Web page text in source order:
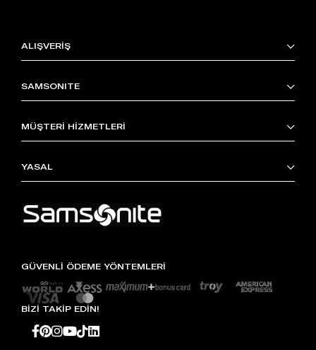
ALIŞVERİŞ
SAMSONITE
MÜŞTERİ HİZMETLERİ
YASAL
GÜVENLİ ÖDEME YÖNTEMLERİ
BİZİ TAKİP EDİN!